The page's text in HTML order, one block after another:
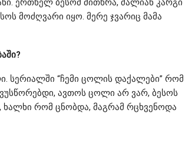
ერთხელ ბესომ მითხრა, ძალიან კარგი
მოძღვარი იყო. მერე ჯვარიც მამა
სერიალში “ჩემი ცოლის დაქალები” რომ
ავთოს ცოლი არ ვარ, ბესოს
რომ ცნობდა, მაგრამ რცხვენოდა